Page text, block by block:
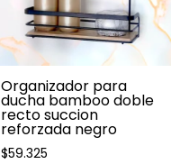
Organizador para
ducha bamboo doble
recto succion
reforzada negro
$59.325